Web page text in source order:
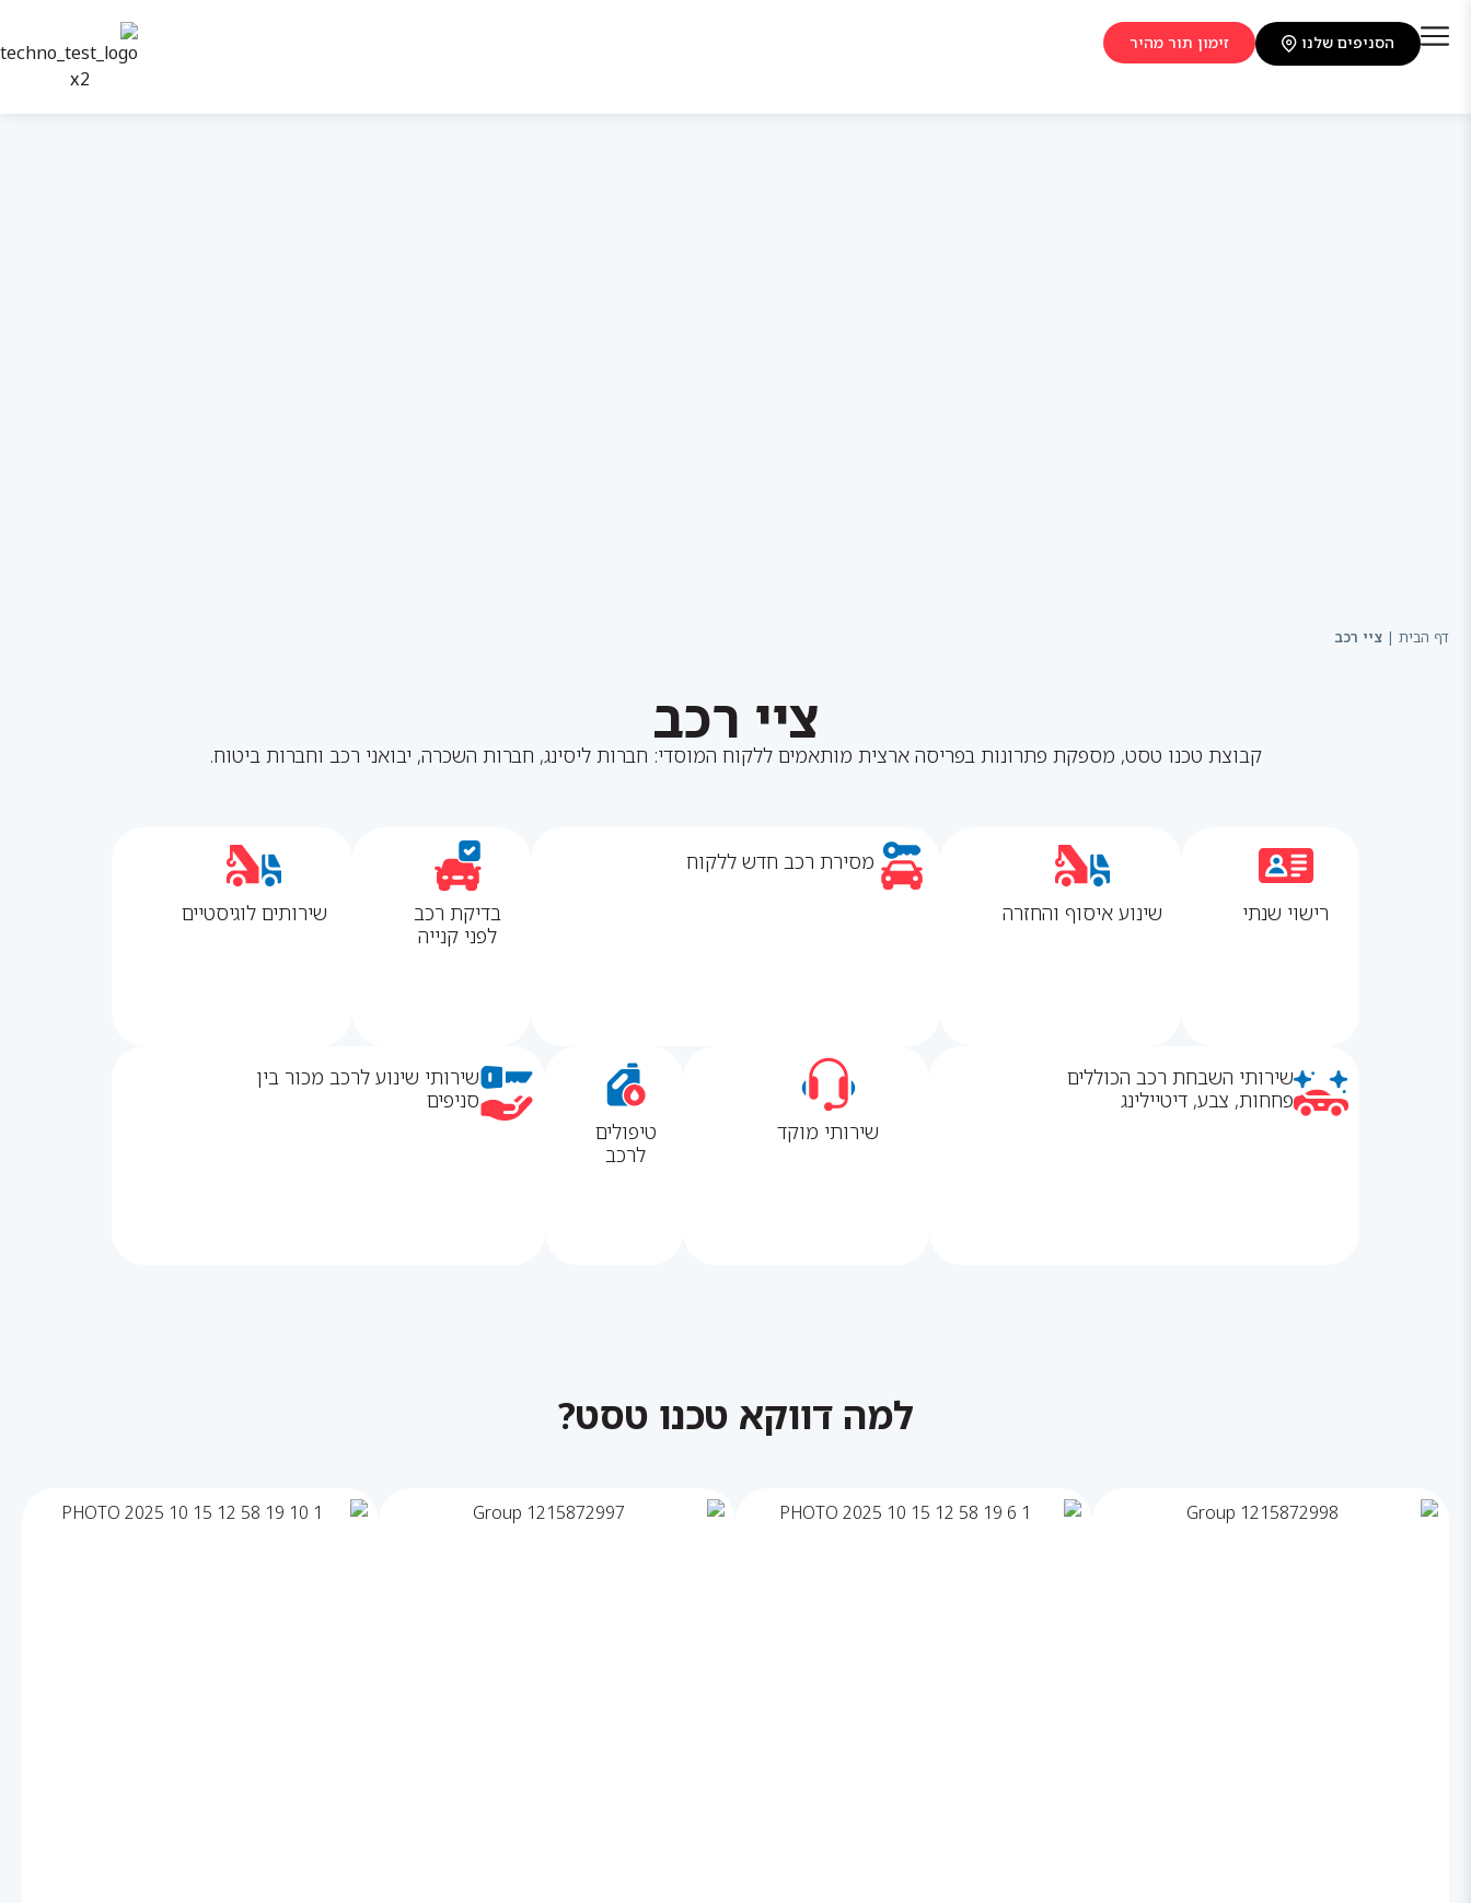
הסניפים שלנו זימון תור מהיר
דף הבית | ציי רכב
ציי רכב
קבוצת טכנו טסט, מספקת פתרונות בפריסה ארצית מותאמים ללקוח המוסדי: חברות ליסינג, חברות השכרה, יבואני רכב וחברות ביטוח.
רישוי שנתי שינוע איסוף והחזרה
מסירת רכב חדש ללקוח
בדיקת רכב
לפני קנייה
שירותים לוגיסטיים
שירותי השבחת רכב הכוללים
פחחות, צבע, דיטיילינג
שירותי מוקד
טיפולים
לרכב
שירותי שינוע לרכב מכור בין
סניפים
למה דווקא טכנו טסט?